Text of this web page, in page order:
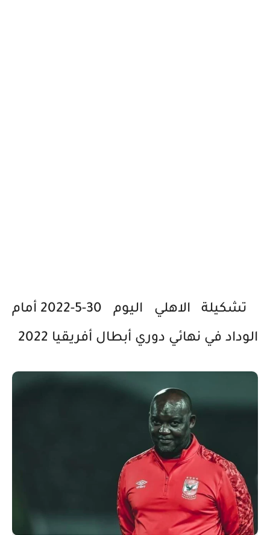
تشكيلة الاهلي اليوم 30-5-2022 أمام
الوداد في نهائي دوري أبطال أفريقيا 2022